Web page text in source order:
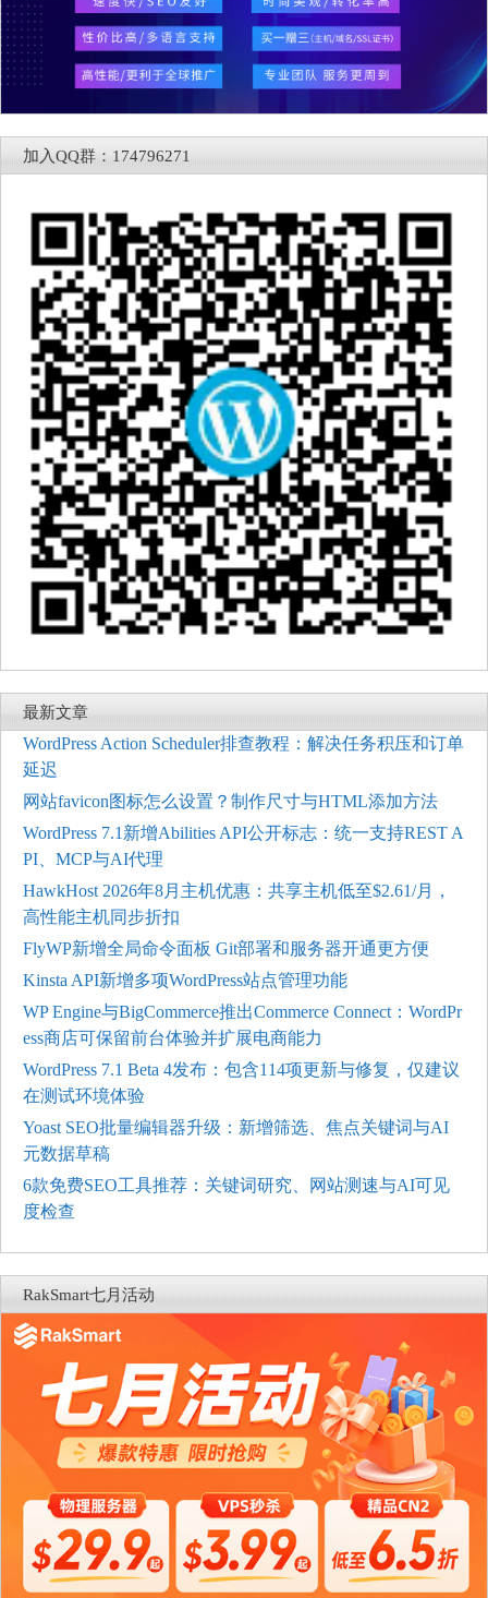
加入QQ群：174796271
最新文章
WordPress Action Scheduler排查教程：解决任务积压和订单
延迟
网站favicon图标怎么设置？制作尺寸与HTML添加方法
WordPress 7.1新增Abilities API公开标志：统一支持REST A
PI、MCP与AI代理
HawkHost 2026年8月主机优惠：共享主机低至$2.61/月，
高性能主机同步折扣
FlyWP新增全局命令面板 Git部署和服务器开通更方便
Kinsta API新增多项WordPress站点管理功能
WP Engine与BigCommerce推出Commerce Connect：WordPr
ess商店可保留前台体验并扩展电商能力
WordPress 7.1 Beta 4发布：包含114项更新与修复，仅建议
在测试环境体验
Yoast SEO批量编辑器升级：新增筛选、焦点关键词与AI
元数据草稿
6款免费SEO工具推荐：关键词研究、网站测速与AI可见
度检查
RakSmart七月活动